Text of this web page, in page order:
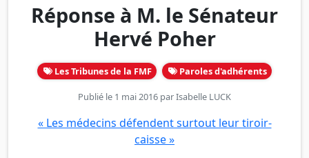
Réponse à M. le Sénateur
Hervé Poher
Les Tribunes de la FMF Paroles d'adhérents
Publié le 1 mai 2016 parIsabelle LUCK
« Les médecins défendent surtout leur tiroir-
caisse »